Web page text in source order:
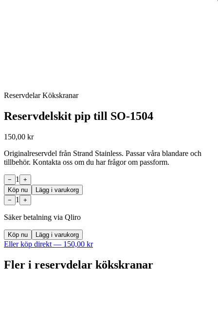
Reservdelar Kökskranar
Reservdelskit pip till SO-1504
150,00 kr
Originalreservdel från Strand Stainless. Passar våra blandare och
tillbehör. Kontakta oss om du har frågor om passform.
− 1
+
Köp nu
Lägg i varukorg
−
1 +
Säker betalning via Qliro
Köp nu Lägg i varukorg
Eller köp direkt — 150,00 kr
Fler i reservdelar kökskranar